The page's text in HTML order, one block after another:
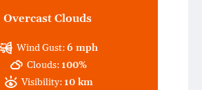
Overcast Clouds
Wind Gust:6 mph
Clouds: 100%
Visibility: 10 km